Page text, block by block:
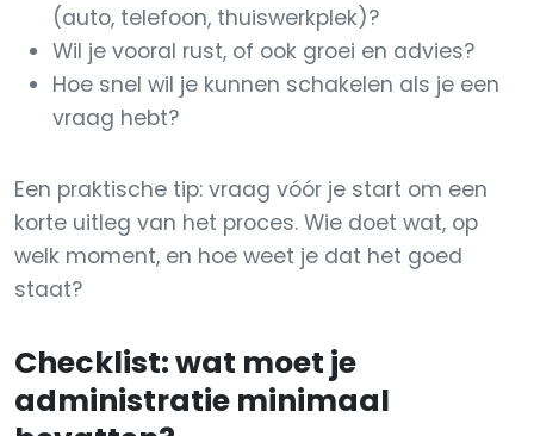
(auto, telefoon, thuiswerkplek)?
Wil je vooral rust, of ook groei en advies?
Hoe snel wil je kunnen schakelen als je een
vraag hebt?
Een praktische tip: vraag vóór je start om een
korte uitleg van het proces. Wie doet wat, op
welk moment, en hoe weet je dat het goed
staat?
Checklist: wat moet je
administratie minimaal